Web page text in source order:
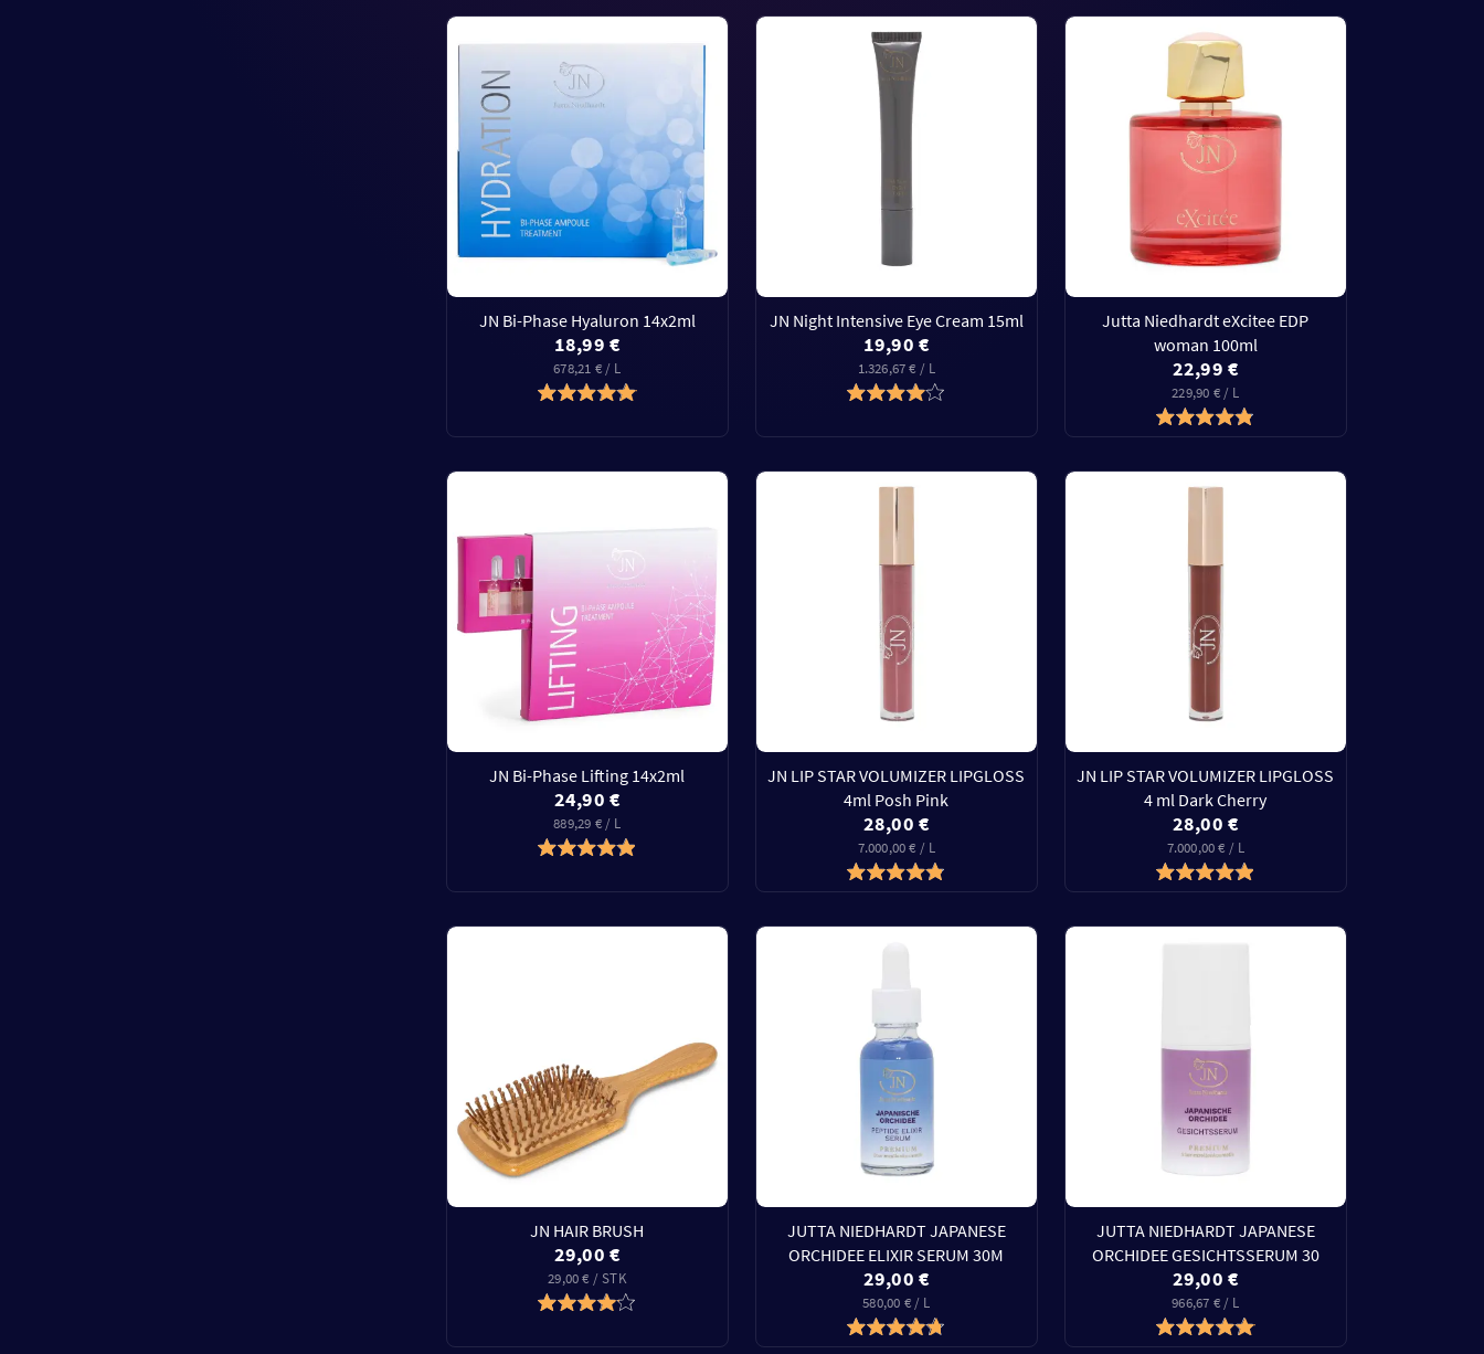
JN Bi-Phase Hyaluron 14x2ml
18,99 €
678,21 € / L
JN Night Intensive Eye Cream 15ml
19,90 €
1.326,67 € / L
Jutta Niedhardt eXcitee EDP
woman 100ml
22,99 €
229,90 € / L
JN Bi-Phase Lifting 14x2ml
24,90 €
889,29 € / L
JN LIP STAR VOLUMIZER LIPGLOSS
4ml Posh Pink
28,00 €
7.000,00 € / L
JN LIP STAR VOLUMIZER LIPGLOSS
4 ml Dark Cherry
28,00 €
7.000,00 € / L
JN HAIR BRUSH
29,00 €
29,00 € / STK
JUTTA NIEDHARDT JAPANESE
ORCHIDEE ELIXIR SERUM 30M
29,00 €
580,00 € / L
JUTTA NIEDHARDT JAPANESE
ORCHIDEE GESICHTSSERUM 30
29,00 €
966,67 € / L